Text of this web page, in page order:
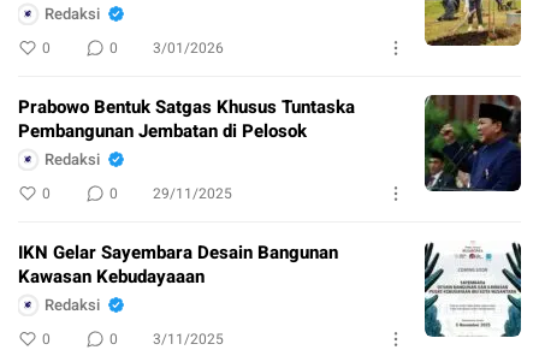
Redaksi
0 0 3/01/2026
Prabowo Bentuk Satgas Khusus Tuntaska
Pembangunan Jembatan di Pelosok
Redaksi
0 0 29/11/2025
IKN Gelar Sayembara Desain Bangunan
Kawasan Kebudayaaan
Redaksi
0 0 3/11/2025